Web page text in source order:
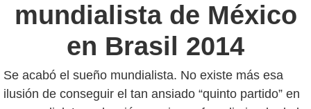
mundialista de México
en Brasil 2014
Se acabó el sueño mundialista. No existe más esa
ilusión de conseguir el tan ansiado “quinto partido” en